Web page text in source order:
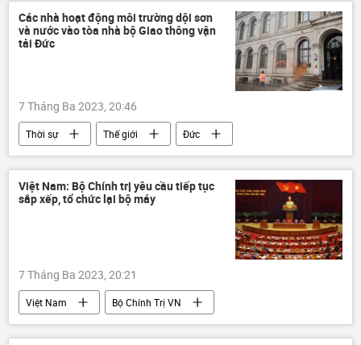
an ninh
Các nhà hoạt động môi trường dội sơn
và nước vào tòa nhà bộ Giao thông vận
tải Đức
7 Tháng Ba 2023, 20:46
Thời sự Thế giới
Đức
Bộ Giao thông Vận tải
Việt Nam: Bộ Chính trị yêu cầu tiếp tục
sắp xếp, tổ chức lại bộ máy
7 Tháng Ba 2023, 20:21
Việt Nam
Bộ Chính Trị VN
Chính trị
cán bộ